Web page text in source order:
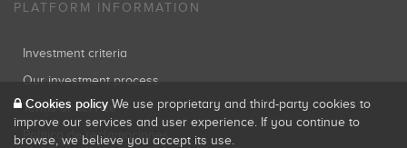
PLATFORM INFORMATION
Investment criteria
Our investment process
Terms of Service
Política de reclamaciones
Cookies policy We use proprietary and third-party cookies to
improve our services and user experience. If you continue to
browse, we believe you accept its use.